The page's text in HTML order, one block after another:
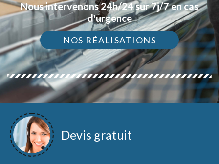
Nous intervenons 24h/24 sur 7j/7 en cas
d'urgence
NOS RÉALISATIONS
Devis gratuit